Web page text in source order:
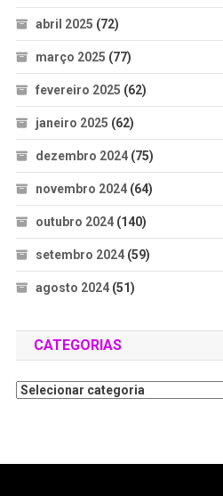
abril 2025 (72)
março 2025 (77)
fevereiro 2025 (62)
janeiro 2025 (62)
dezembro 2024(75)
novembro 2024(64)
outubro 2024(140)
setembro 2024(59)
agosto 2024(51)
CATEGORIAS